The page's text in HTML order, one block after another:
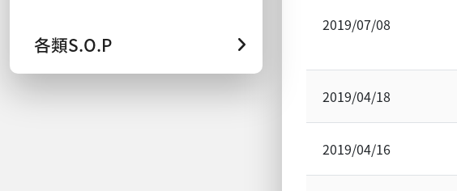
各類S.O.P
2019/07/08
2019/04/18
2019/04/16